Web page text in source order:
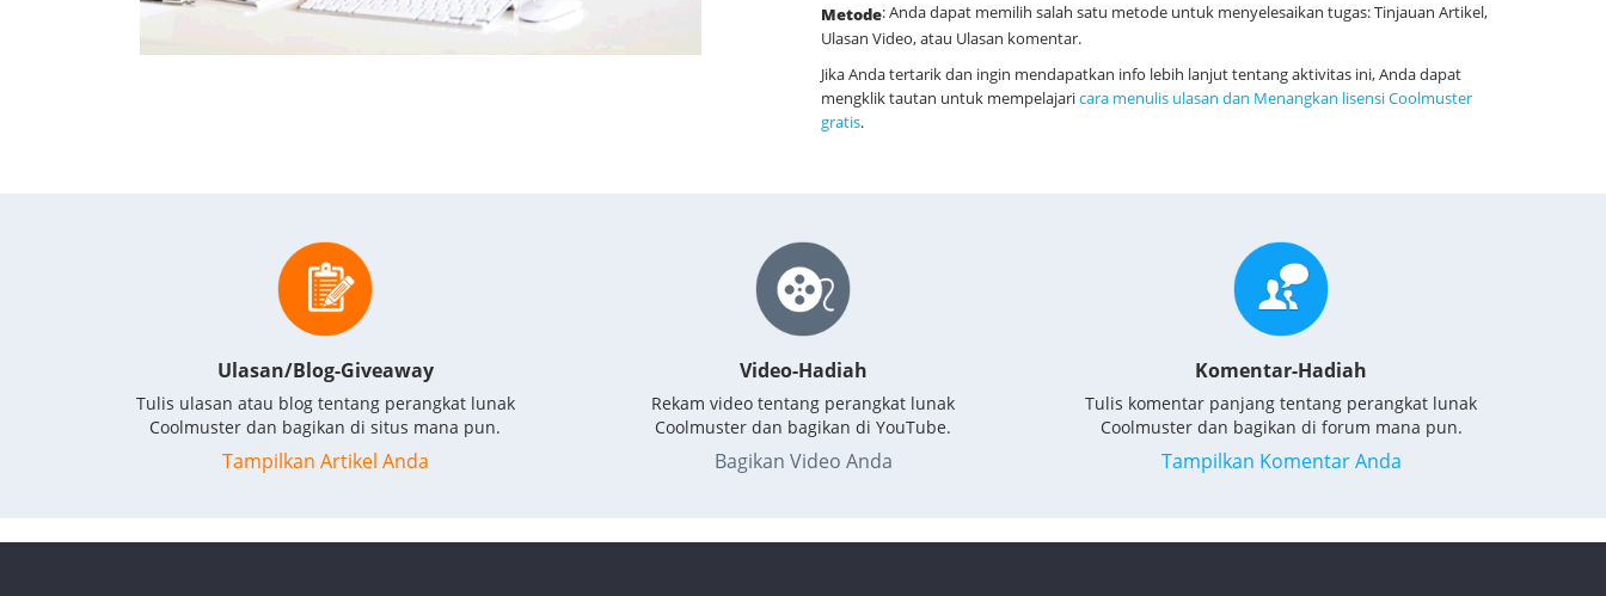
Metode: Anda dapat memilih salah satu metode untuk menyelesaikan tugas: Tinjauan Artikel,
Ulasan Video, atau Ulasan komentar.
Jika Anda tertarik dan ingin mendapatkan info lebih lanjut tentang aktivitas ini, Anda dapat
mengklik tautan untuk mempelajaricara menulis ulasan dan Menangkan lisensi Coolmuster
gratis.
Ulasan/Blog-Giveaway
Tulis ulasan atau blog tentang perangkat lunak
Coolmuster dan bagikan di situs mana pun.
Tampilkan Artikel Anda
Video-Hadiah
Rekam video tentang perangkat lunak
Coolmuster dan bagikan di YouTube.
Bagikan Video Anda
Komentar-Hadiah
Tulis komentar panjang tentang perangkat lunak
Coolmuster dan bagikan di forum mana pun.
Tampilkan Komentar Anda